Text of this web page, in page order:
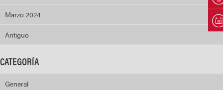
Marzo 2024
Antiguo
CATEGORÍA
General